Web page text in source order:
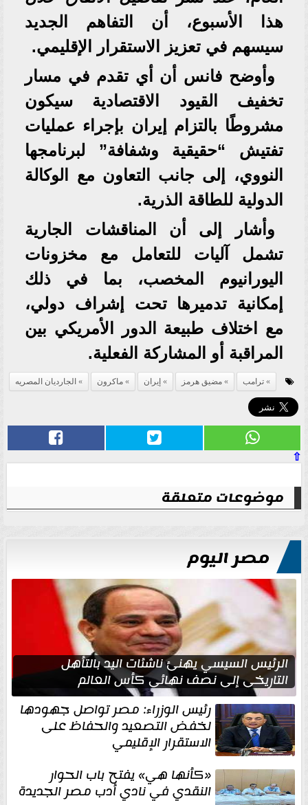
هذا الأسبوع، أن التفاهم الجديد
سيسهم في تعزيز الاستقرار الإقليمي.
وأوضح فانس أن أي تقدم في مسار
تخفيف القيود الاقتصادية سيكون
مشروطًا بالتزام إيران بإجراء عمليات
تفتيش “حقيقية وشفافة” لبرنامجها
النووي، إلى جانب التعاون مع الوكالة
الدولية للطاقة الذرية.
وأشار إلى أن المناقشات الجارية
تشمل آليات للتعامل مع مخزونات
اليورانيوم المخصب، بما في ذلك
إمكانية تدميرها تحت إشراف دولي،
مع اختلاف طبيعة الدور الأمريكي بين
المراقبة أو المشاركة الفعلية.
ترامب مضيق هرمز إيران ماكرون الجارديان المصريه
⇧
موضوعات متعلقة
مصر اليوم
الرئيس السيسي يهنئ ناشئات اليد بالتأهل
التاريخي إلى نصف نهائي كأس العالم
رئيس الوزراء: مصر تواصل جهودها
لخفض التصعيد والحفاظ على
الاستقرار الإقليمي
«كأنها هي» يفتح باب الحوار
النقدي في نادي أدب مصر الجديدة